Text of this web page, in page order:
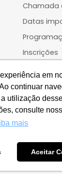
em
continuar
utilização
consulte
mais
Aceitar
Chamada
Datas
Inscrições
Instruções
Evento /
Contato
607.
Brasil. CEP: